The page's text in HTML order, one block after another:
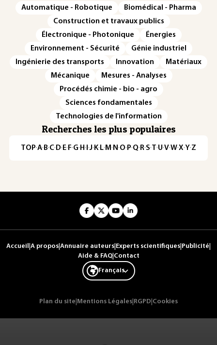
Automatique - Robotique
Biomédical - Pharma
Construction et travaux publics
Électronique - Photonique
Énergies
Environnement - Sécurité
Génie industriel
Ingénierie des transports
Innovation
Matériaux
Mécanique
Mesures - Analyses
Procédés chimie - bio - agro
Sciences fondamentales
Technologies de l'information
Recherches les plus populaires
TOP·A·B·C·D·E·F·G·H·I·J·K·L·M·N·O·P·Q·R·S·T·U·V·W·X·Y·Z
Accueil A propos Annuaire auteurs Experts scientifiques Publicité
Aide & FAQ| Contact
Français
Plan du site Mentions Légales RGPD Cookies